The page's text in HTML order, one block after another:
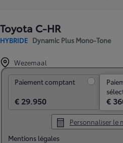
Toyota C-HR
HYBRIDE Dynamic Plus Mono-Tone
Wezemaal
Paiement comptant
€ 29.950 €
Personnaliser le
Mentions légales